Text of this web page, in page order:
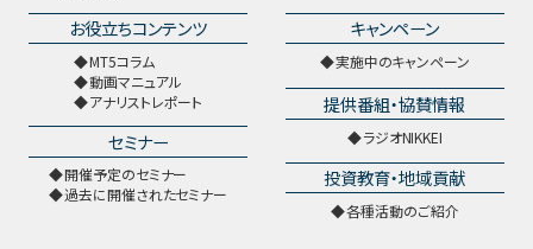
お役立ちコンテンツ
MT5コラム
動画マニュアル
アナリストレポート
セミナー
開催予定のセミナー
過去に開催されたセミナー
キャンペーン
実施中のキャンペーン
提供番組・協賛情報
ラジオNIKKEI
投資教育・地域貢献
各種活動のご紹介